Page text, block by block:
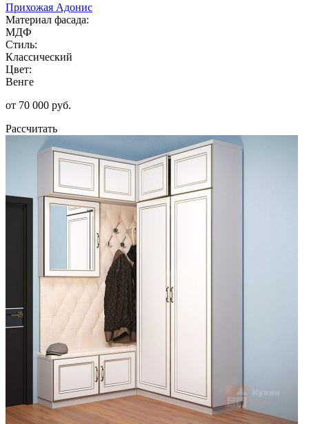
Прихожая Адонис
Материал фасада:
МДФ
Стиль:
Классический
Цвет:
Венге
от 70 000 руб.
Рассчитать